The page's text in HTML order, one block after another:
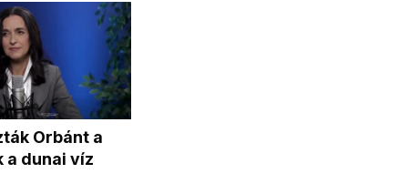
Orbánt a
a dunai víz